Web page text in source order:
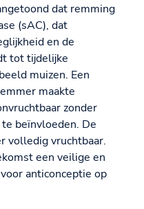
dat remming
(sAC), dat
en de
tot tijdelijke
muizen. Een
maakte
zonder
beïnvloeden. De
volledig vruchtbaar.
een veilige en
anticonceptie op